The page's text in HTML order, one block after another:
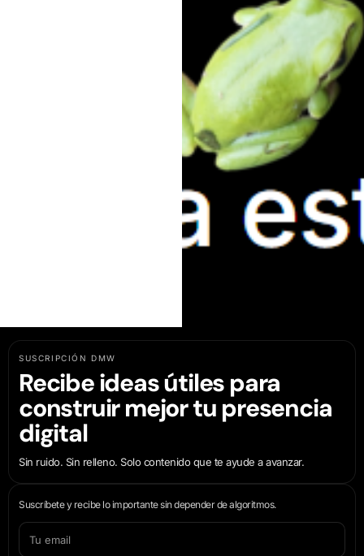
SUSCRIPCIÓN DMW
Recibe ideas útiles para
construir mejor tu presencia
digital
Sin ruido. Sin relleno. Solo contenido que te ayude a avanzar.
Suscríbete y recibe lo importante sin depender de algoritmos.